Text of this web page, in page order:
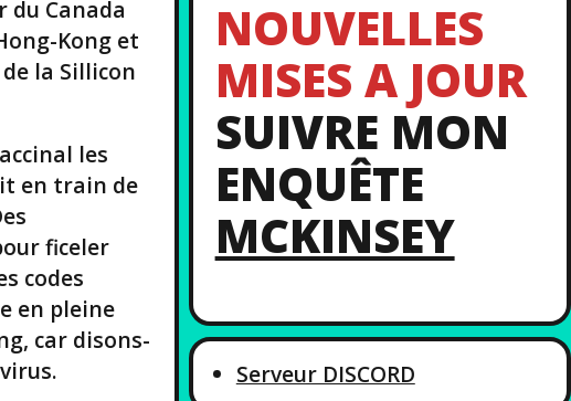
du Canada
Kong et
la Sillicon
les
en train de
ficeler
codes
en pleine
car disons-
NOUVELLES
MISES A JOUR
SUIVRE MON
ENQUÊTE
MCKINSEY
Serveur DISCORD